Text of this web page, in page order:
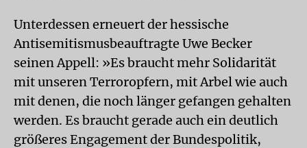
Unterdessen erneuert der hessische
Antisemitismusbeauftragte Uwe Becker
seinen Appell: »Es braucht mehr Solidarität
mit unseren Terroropfern, mit Arbel wie auch
mit denen, die noch länger gefangen gehalten
werden. Es braucht gerade auch ein deutlich
größeres Engagement der Bundespolitik,